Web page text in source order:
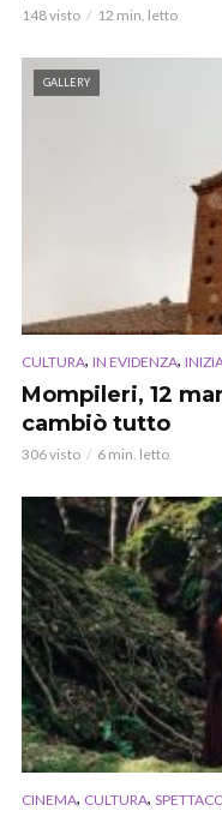
148 visto 12 min. letto
GALLERY
CULTURA, IN EVIDENZA,
Mompileri, 12
cambiò tutto
306 visto 6 min. letto
CINEMA, CULTURA,